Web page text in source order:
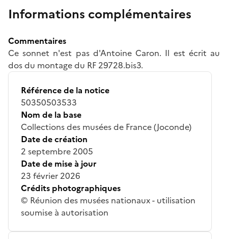
Informations complémentaires
Commentaires
Ce sonnet n'est pas d'Antoine Caron. Il est écrit au
dos du montage du RF 29728.bis3.
Référence de la notice
50350503533
Nom de la base
Collections des musées de France (Joconde)
Date de création
2 septembre 2005
Date de mise à jour
23 février 2026
Crédits photographiques
© Réunion des musées nationaux - utilisation
soumise à autorisation